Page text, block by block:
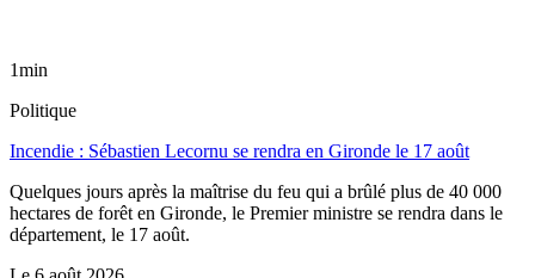
1min
Politique
Incendie : Sébastien Lecornu se rendra en Gironde le 17 août
Quelques jours après la maîtrise du feu qui a brûlé plus de 40 000
hectares de forêt en Gironde, le Premier ministre se rendra dans le
département, le 17 août.